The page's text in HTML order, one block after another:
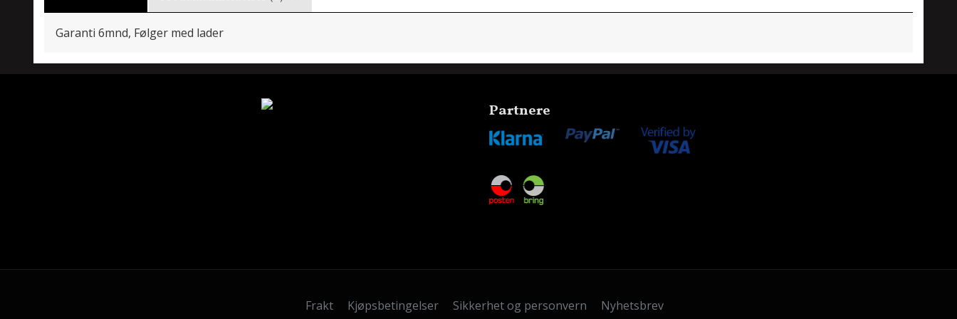
Garanti 6mnd, Følger med lader
Partnere
Frakt Kjøpsbetingelser Sikkerhet og personvern Nyhetsbrev